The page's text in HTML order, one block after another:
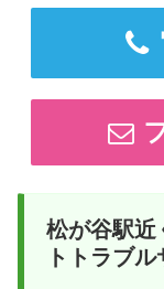
松が谷駅近
トトラブ